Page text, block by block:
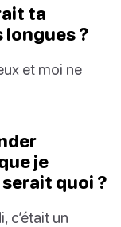
ta
longues ?
et moi ne
je
quoi ?
c’était un